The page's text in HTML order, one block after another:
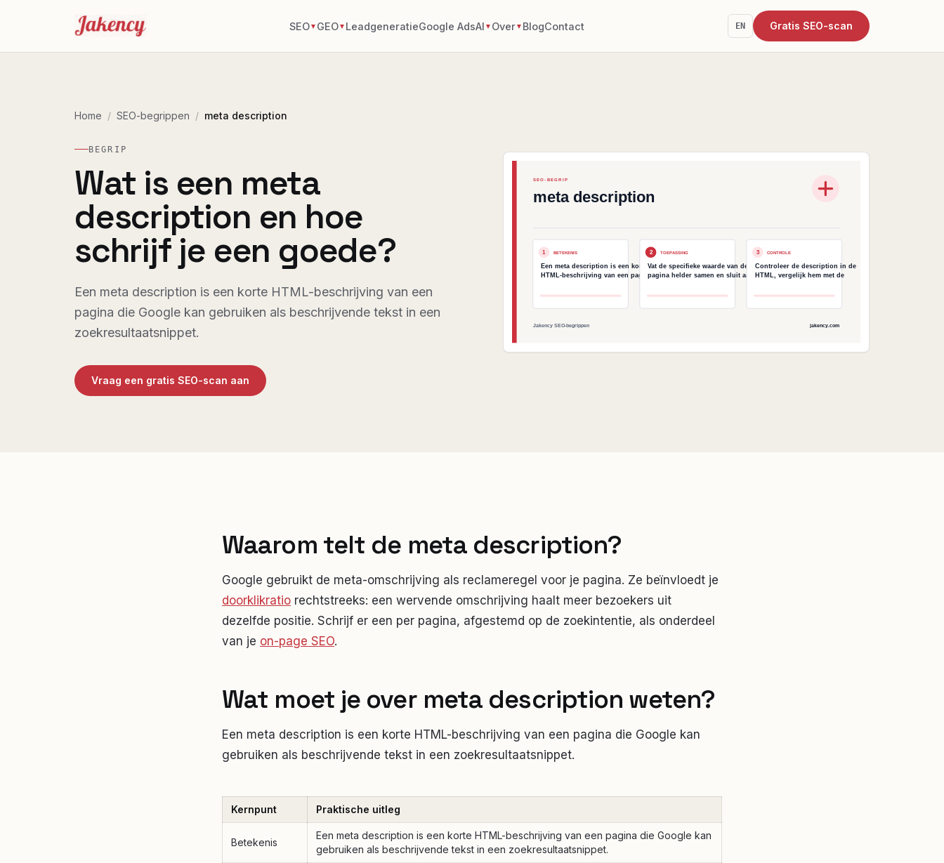
SEO▼ GEO▼ LeadgeneratieGoogle AdsAI ▼ Over▼ BlogContact EN Gratis SEO-scan
Home / SEO-begrippen / meta description
BEGRIP
Wat is een meta
description en hoe
schrijf je een goede?
Een meta description is een korte HTML-beschrijving van een
pagina die Google kan gebruiken als beschrijvende tekst in een
zoekresultaatsnippet.
Vraag een gratis SEO-scan aan
Waarom telt de meta description?
Google gebruikt de meta-omschrijving als reclameregel voor je pagina. Ze beïnvloedt je
doorklikratio rechtstreeks: een wervende omschrijving haalt meer bezoekers uit
dezelfde positie. Schrijf er een per pagina, afgestemd op de zoekintentie, als onderdeel
van je on-page SEO.
Wat moet je over meta description weten?
Een meta description is een korte HTML-beschrijving van een pagina die Google kan
gebruiken als beschrijvende tekst in een zoekresultaatsnippet.
Kernpunt Praktische uitleg
Betekenis
Een meta description is een korte HTML-beschrijving van een pagina die Google kan
gebruiken als beschrijvende tekst in een zoekresultaatsnippet.